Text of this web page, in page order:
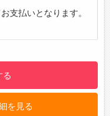
業務を進められる環
やすい環境づくりを
支払いとなります。
る
を見る